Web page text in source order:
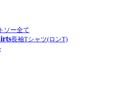
ソー全て
長袖Tシャツ(ロンT)